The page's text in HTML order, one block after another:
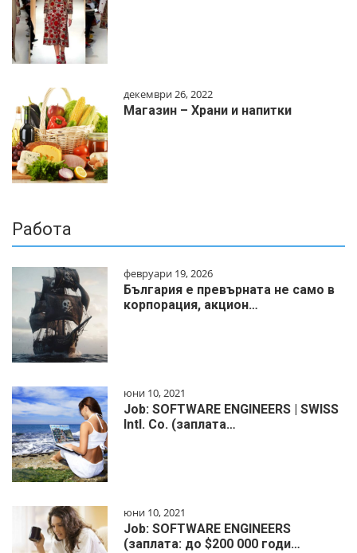
декември 26, 2022
Магазин – Храни и напитки
Работа
февруари 19, 2026
България е превърната не само в
корпорация, акцион…
юни 10, 2021
Job: SOFTWARE ENGINEERS | SWISS
Intl. Co. (заплата…
юни 10, 2021
Job: SOFTWARE ENGINEERS
(заплата: до $200 000 годи…